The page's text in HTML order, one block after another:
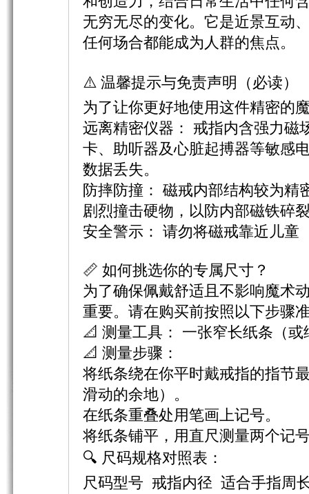
无穷无尽的变化。它是近景互动
任何场合都能成为人群的焦点。
⚠️ 温馨提示与免责声明（必读）
为了让你更好地使用这件精密的
远离精密仪器：​ 戒指内含强力磁
卡、助听器及心脏起搏器等敏感
数据丢失。
防摔防撞：​ 磁戒内部结构较为精
剧烈撞击硬物，以防内部磁铁碎
安全警示：​ 请勿将磁戒靠近儿童
📏 如何挑选你的专属尺寸？
为了确保佩戴舒适且不影响魔术
重要。请在购买前按照以下步骤
📐 测量工具：​ 一张窄长纸条（
📐 测量步骤：
将纸条绕在你平时戴戒指的指节
滑动的余地）。
在纸条重叠处用笔画上记号。
将纸条铺平，用直尺测量两个记
🔍 尺码规格对照表：
尺码型号 戒指内径 适合手指周